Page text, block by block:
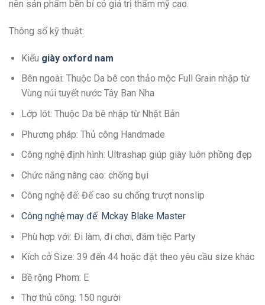
nên sản phẩm bền bỉ có giá trị thẩm mỹ cao.
Thông số kỹ thuật:
Kiểu giày oxford nam
Bên ngoài: Thuộc Da bê con thảo mộc Full Grain nhập từ
Vùng núi tuyết nước Tây Ban Nha
Lớp lót: Thuộc Da bê nhập từ Nhật Bản
Phương pháp: Thủ công Handmade
Công nghệ định hình: Ultrashap giúp giày luôn phồng đẹp
Chức năng nâng cao: chống bụi
Công nghệ đế: Đế cao su chống trượt nonslip
Công nghệ may đế: Mckay Blake Master
Phù hợp với: Đi làm, đi chơi, đám tiệc Party
Kích cở Size: 39 đến 44 hoặc đặt theo yêu cầu size khác
Bề rộng Phom: E
Thợ thủ công: 150 người